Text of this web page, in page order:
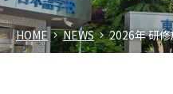
中文
HOME NEWS 2026年 研